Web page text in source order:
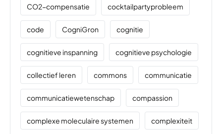
CO2-compensatie cocktailpartyprobleem
code CogniGron cognitie
cognitieve inspanning cognitieve psychologie
collectief leren commons communicatie
communicatiewetenschap compassion
complexe moleculaire systemen complexiteit